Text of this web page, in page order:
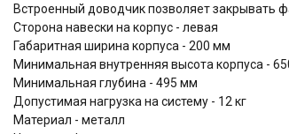
Встроенный доводчик позволяет закрывать
Сторона навески на корпус - левая
Габаритная ширина корпуса - 200 мм
Минимальная внутренняя высота корпуса -
Минимальная глубина - 495 мм
Допустимая нагрузка на систему - 12 кг
Материал - металл